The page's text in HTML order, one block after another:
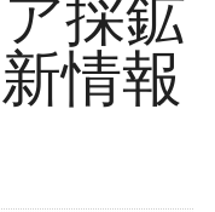
採鉱
情報